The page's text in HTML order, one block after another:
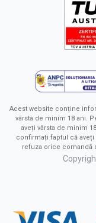
Acest website conține
vârsta de minim 18 ani.
aveți vârsta de minim
confirmați faptul că aveți
refuza orice comandă